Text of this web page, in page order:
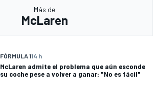
Más de
McLaren
FÓRMULA 114 h
McLaren admite el problema que aún esconde
su coche pese a volver a ganar: "No es fácil"